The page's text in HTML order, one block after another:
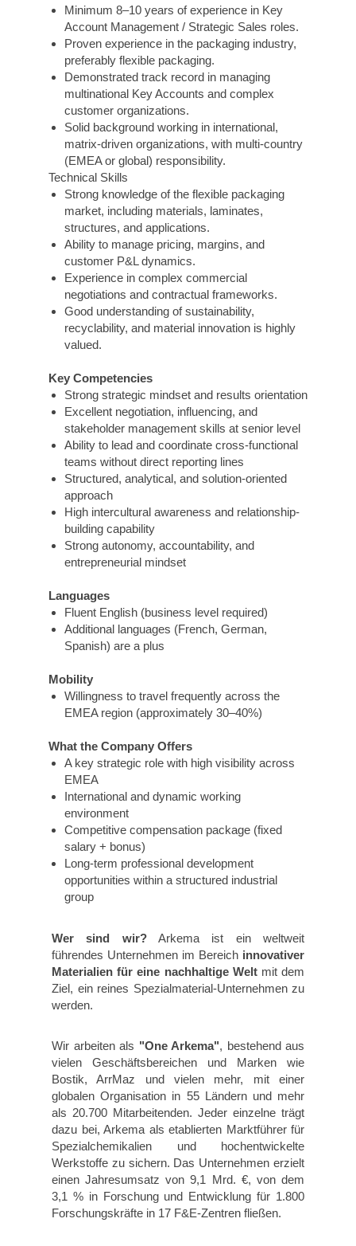
Minimum 8–10 years of experience in Key
Account Management / Strategic Sales roles.
Proven experience in the packaging industry,
preferably flexible packaging.
Demonstrated track record in managing
multinational Key Accounts and complex
customer organizations.
Solid background working in international,
matrix-driven organizations, with multi-country
(EMEA or global) responsibility.
Technical Skills
Strong knowledge of the flexible packaging
market, including materials, laminates,
structures, and applications.
Ability to manage pricing, margins, and
customer P&L dynamics.
Experience in complex commercial
negotiations and contractual frameworks.
Good understanding of sustainability,
recyclability, and material innovation is highly
valued.
Key Competencies
Strong strategic mindset and results orientation
Excellent negotiation, influencing, and
stakeholder management skills at senior level
Ability to lead and coordinate cross-functional
teams without direct reporting lines
Structured, analytical, and solution-oriented
approach
High intercultural awareness and relationship-
building capability
Strong autonomy, accountability, and
entrepreneurial mindset
Languages
Fluent English (business level required)
Additional languages (French, German,
Spanish) are a plus
Mobility
Willingness to travel frequently across the
EMEA region (approximately 30–40%)
What the Company Offers
A key strategic role with high visibility across
EMEA
International and dynamic working
environment
Competitive compensation package (fixed
salary + bonus)
Long-term professional development
opportunities within a structured industrial
group
Wer sind wir?Arkema ist ein weltweit
führendes Unternehmen im Bereich innovativer
Materialien für eine nachhaltige Weltmit dem
Ziel, ein reines Spezialmaterial-Unternehmen zu
werden.
Wir arbeiten als "One Arkema", bestehend aus
vielen Geschäftsbereichen und Marken wie
Bostik, ArrMaz und vielen mehr, mit einer
globalen Organisation in 55 Ländern und mehr
als 20.700 Mitarbeitenden. Jeder einzelne trägt
dazu bei, Arkema als etablierten Marktführer für
Spezialchemikalien und hochentwickelte
Werkstoffe zu sichern. Das Unternehmen erzielt
einen Jahresumsatz von 9,1 Mrd. €, von dem
3,1 % in Forschung und Entwicklung für 1.800
Forschungskräfte in 17 F&E-Zentren fließen.